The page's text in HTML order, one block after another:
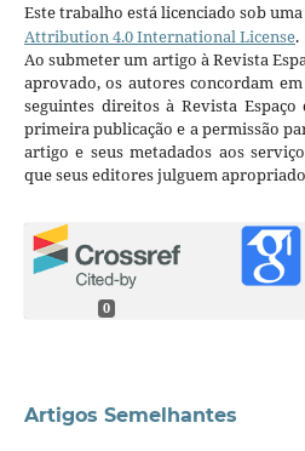
Este trabalho está licenciado sob
Attribution 4.0 International License.
Ao submeter um artigo à Revista
aprovado, os autores concordam
seguintes direitos à Revista
primeira publicação e a permissão
artigo e seus metadados aos
que seus editores julguem
0
Artigos Semelhantes